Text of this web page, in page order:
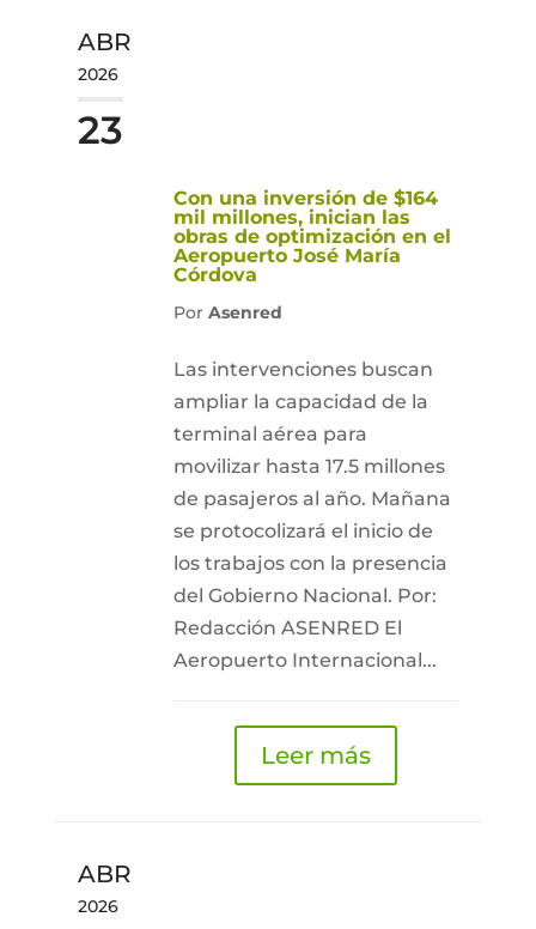
ABR
2026
23
Con una inversión de $164
mil millones, inician las
obras de optimización en el
Aeropuerto José María
Córdova
Por Asenred
Las intervenciones buscan
ampliar la capacidad de la
terminal aérea para
movilizar hasta 17.5 millones
de pasajeros al año. Mañana
se protocolizará el inicio de
los trabajos con la presencia
del Gobierno Nacional. Por:
Redacción ASENRED El
Aeropuerto Internacional...
Leer más
ABR
2026